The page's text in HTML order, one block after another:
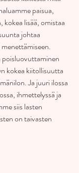
paisua,
kokea lisää, omistaa
johtaa
poisluovuttaminen
kokea kiitollisuutta
Ja juuri ilossa
ihmettelyssä ja
siis lasten
on taivasten